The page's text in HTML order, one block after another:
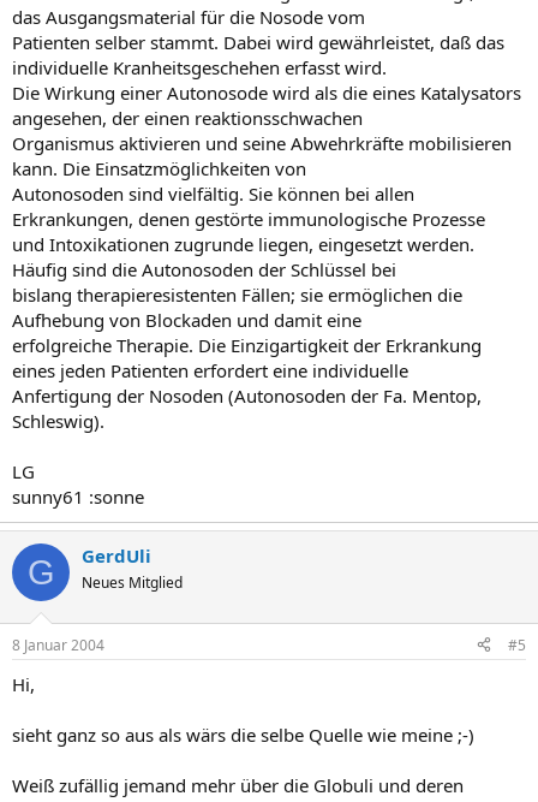
das Ausgangsmaterial für die Nosode vom
Patienten selber stammt. Dabei wird gewährleistet, daß das
individuelle Kranheitsgeschehen erfasst wird.
Die Wirkung einer Autonosode wird als die eines Katalysators
angesehen, der einen reaktionsschwachen
Organismus aktivieren und seine Abwehrkräfte mobilisieren
kann. Die Einsatzmöglichkeiten von
Autonosoden sind vielfältig. Sie können bei allen
Erkrankungen, denen gestörte immunologische Prozesse
und Intoxikationen zugrunde liegen, eingesetzt werden.
Häufig sind die Autonosoden der Schlüssel bei
bislang therapieresistenten Fällen; sie ermöglichen die
Aufhebung von Blockaden und damit eine
erfolgreiche Therapie. Die Einzigartigkeit der Erkrankung
eines jeden Patienten erfordert eine individuelle
Anfertigung der Nosoden (Autonosoden der Fa. Mentop,
Schleswig).
LG
sunny61 :sonne
G GerdUli
Neues Mitglied
8 Januar 2004 #5
Hi,
sieht ganz so aus als wärs die selbe Quelle wie meine ;-)
Weiß zufällig jemand mehr über die Globuli und deren